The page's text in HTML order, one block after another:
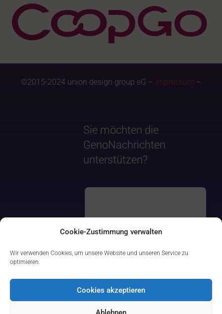
Cookie-Zustimmung verwalten
Wir verwenden Cookies, um unsere Website und unseren Service zu
optimieren.
Cookies akzeptieren
©2015-2024 union design group eG – Impressum –
Sie möchten die
GenoNachrichten
unterstützen?